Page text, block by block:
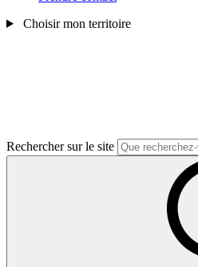
Choisir mon territoire
Rechercher sur le site